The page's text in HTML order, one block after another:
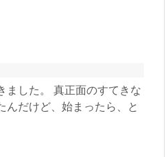
ました。 真正面のすてきな
んだけど、始まったら、と